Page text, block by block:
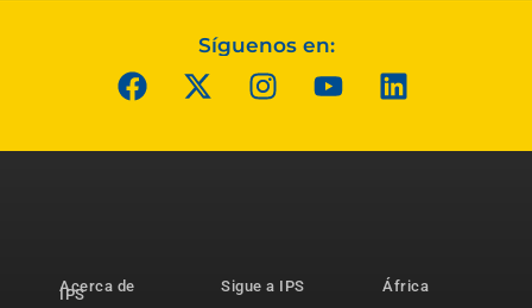
Síguenos en:
Acerca de
IPS
Sigue a IPS
África